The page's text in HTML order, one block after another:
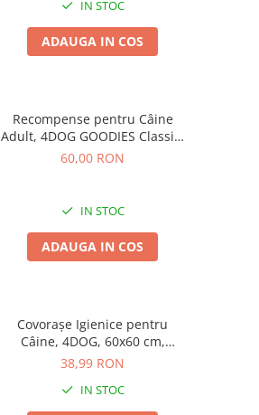
IN STOC
ADAUGA IN COS
Recompense pentru Câine
Adult, 4DOG GOODIES Classic,
Dumbbells cu Pui, 1kg
60,00 RON
IN STOC
ADAUGA IN COS
Covorașe Igienice pentru
Câine, 4DOG, 60x60 cm,
Standard, 30 buc
38,99 RON
IN STOC